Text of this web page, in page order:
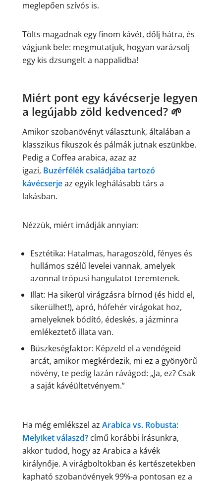
meglepően szívós is.
Tölts magadnak egy finom kávét, dőlj hátra, és
vágjunk bele: megmutatjuk, hogyan varázsolj
egy kis dzsungelt a nappalidba!
Miért pont egy kávécserje legyen
a legújabb zöld kedvenced? 🌱
Amikor szobanövényt választunk, általában a
klasszikus fikuszok és pálmák jutnak eszünkbe.
Pedig a Coffea arabica, azaz az
igazi, Buzérfélék családjába tartozó
kávécserjeaz egyik leghálásabb társ a
lakásban.
Nézzük, miért imádják annyian:
Esztétika: Hatalmas, haragoszöld, fényes és
hullámos szélű levelei vannak, amelyek
azonnal trópusi hangulatot teremtenek.
Illat: Ha sikerül virágzásra bírnod (és hidd el,
sikerülhet!), apró, hófehér virágokat hoz,
amelyeknek bódító, édeskés, a jázminra
emlékeztető illata van.
Büszkeségfaktor: Képzeld el a vendégeid
arcát, amikor megkérdezik, mi ez a gyönyörű
növény, te pedig lazán rávágod: „Ja, ez? Csak
a saját kávéültetvényem.”
Ha még emlékszel az Arabica vs. Robusta:
Melyiket válaszd?című korábbi írásunkra,
akkor tudod, hogy az Arabica a kávék
királynője. A virágboltokban és kertészetekben
kapható szobanövények 99%-a pontosan ez a